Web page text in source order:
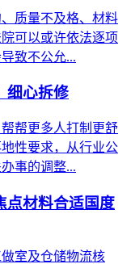
质量不及格、材料
可以或许依法逐项
致不公允...
细心拆修
帮更多人打制更舒
性要求，从行业公
事的调整...
点材料合适国度
室及仓储物流核